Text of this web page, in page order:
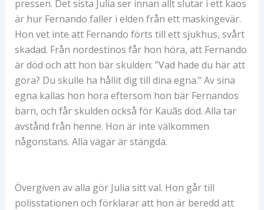
pressen. Det sista Julia ser innan allt slutar i ett kaos
är hur Fernando faller i elden från ett maskingevär.
Hon vet inte att Fernando förts till ett sjukhus, svårt
skadad. Från nordestinos får hon höra, att Fernando
är död och att hon bär skulden: ”Vad hade du här att
göra? Du skulle ha hållit dig till dina egna.” Av sina
egna kallas hon hora eftersom hon bär Fernandos
barn, och får skulden också för Kauãs död. Alla tar
avstånd från henne. Hon är inte välkommen
någonstans. Alla vägar är stängda.
Övergiven av alla gör Julia sitt val. Hon går till
polisstationen och förklarar att hon är beredd att